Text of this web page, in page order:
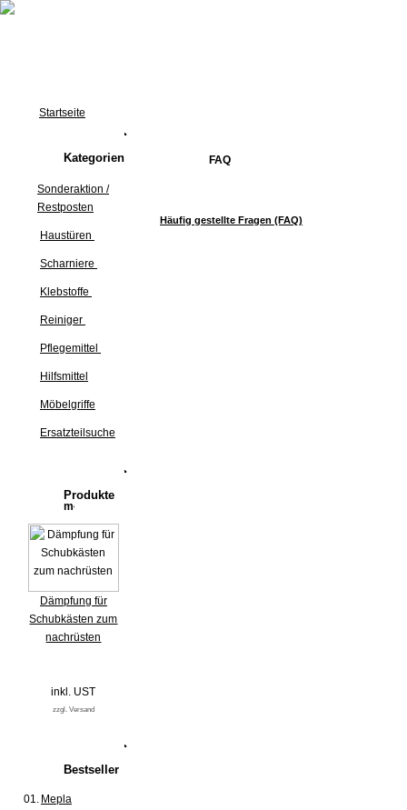
Startseite
Kategorien
Sonderaktion /
Restposten
Haustüren
Scharniere
Klebstoffe
Reiniger
Pflegemittel
Hilfsmittel
Möbelgriffe
Ersatzteilsuche
Produkte
Dämpfung für
Schubkästen zum
nachrüsten
inkl. UST
zzgl. Versand
Bestseller
01. Mepla
FAQ
Häufig gestellte Fragen (FAQ)